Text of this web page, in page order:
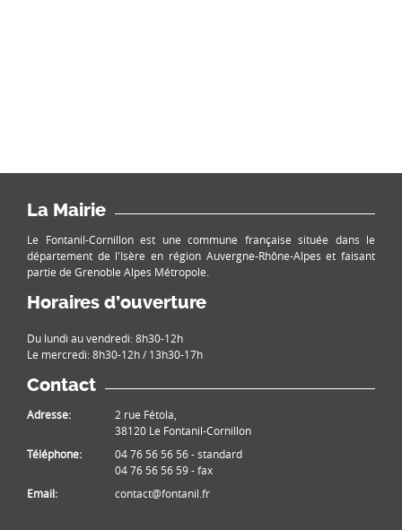
La Mairie
Le Fontanil-Cornillon est une commune française située dans le
département de l'Isère en région Auvergne-Rhône-Alpes et faisant
partie de Grenoble Alpes Métropole.
Horaires d’ouverture
Du lundi au vendredi: 8h30-12h
Le mercredi: 8h30-12h / 13h30-17h
Contact
Adresse:
2 rue Fétola,
38120 Le Fontanil-Cornillon
Téléphone:
04 76 56 56 56 - standard
04 76 56 56 59 - fax
Email:
contact@fontanil.fr